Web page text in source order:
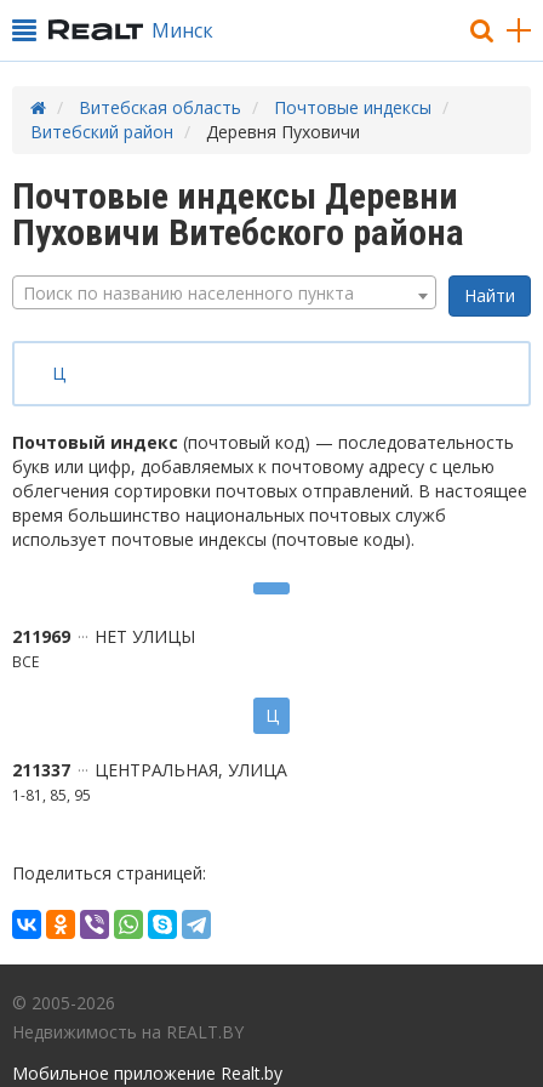
Минск
Витебская область
Почтовые индексы
Витебский район
Деревня Пуховичи
Почтовые индексы Деревни
Пуховичи Витебского района
Поиск по названию населенного пункта
Ц
Почтовый индекс (почтовый код) — последовательность
букв или цифр, добавляемых к почтовому адресу с целью
облегчения сортировки почтовых отправлений. В настоящее
время большинство национальных почтовых служб
использует почтовые индексы (почтовые коды).
211969 НЕТ УЛИЦЫ
ВСЕ
Ц
211337 ЦЕНТРАЛЬНАЯ, УЛИЦА
1-81, 85, 95
Поделиться страницей:
© 2005-2026
Недвижимость на REALT.BY
Мобильное приложение Realt.by